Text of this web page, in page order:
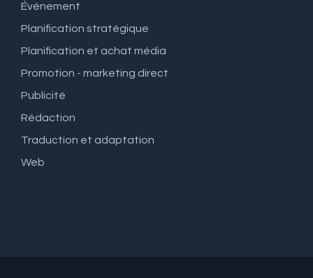
Événement
Planification stratégique
Planification et achat média
Promotion - marketing direct
Publicité
Rédaction
Traduction et adaptation
Web